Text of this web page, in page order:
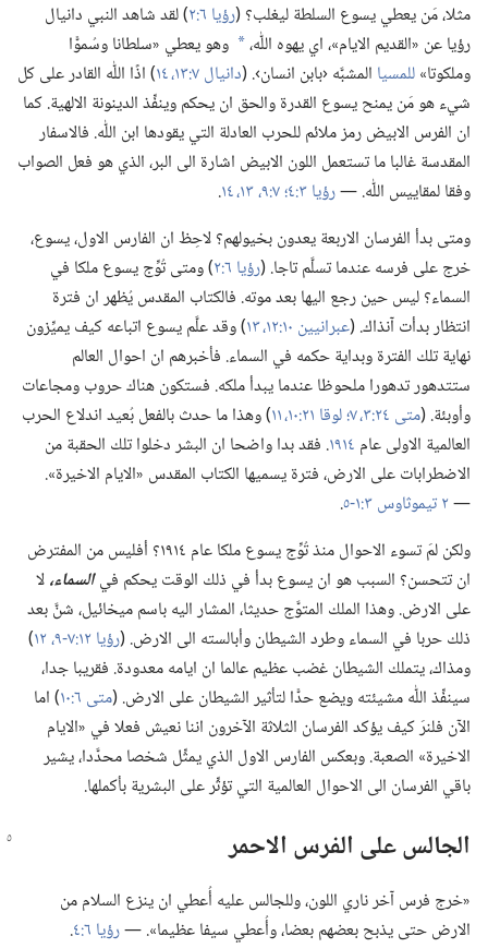
مثلا،‏ مَن يعطي يسوع السلطة ليغلب؟‏ (‏رؤيا ٦:‏٢
‏)‏ لقد شاهد النبي دانيال
رؤيا عن «القديم الايام»،‏ اي يهوه اللّٰه،‏a وهو يعطي «سلطانا وسُموًّا
وملكوتا»للمسيا المشبَّه ‹بابن انسان›.‏ (‏دانيال ٧:‏١٣،‏ ١٤
‏)‏ اذًا اللّٰه القادر على كل
شيء هو مَن يمنح يسوع القدرة والحق ان يحكم وينفِّذ الدينونة الالهية.‏ كما
ان الفرس الابيض رمز ملائم للحرب العادلة التي يقودها ابن اللّٰه.‏ فالاسفار
المقدسة غالبا ما تستعمل اللون الابيض اشارة الى البر،‏ الذي هو فعل الصواب
وفقا لمقاييس اللّٰه.‏ —‏رؤيا ٣:‏٤؛‏
‏.‏
ومتى بدأ الفرسان الاربعة يعدون بخيولهم؟‏ لاحِظ ان الفارس الاول،‏ يسوع،‏
خرج على فرسه عندما تسلَّم تاجا.‏ (‏رؤيا ٦:‏٢
‏)‏ ومتى تُوِّج يسوع ملكا في
السماء؟‏ ليس حين رجع اليها بعد موته.‏ فالكتاب المقدس يُظهر ان فترة
انتظار بدأت آنذاك.‏ (‏عبرانيين ١٠:‏١٢،‏ ١٣
‏)‏ وقد علَّم يسوع اتباعه كيف يميِّزون
نهاية تلك الفترة وبداية حكمه في السماء.‏ فأخبرهم ان احوال العالم
ستتدهور تدهورا ملحوظا عندما يبدأ ملكه.‏ فستكون هناك حروب ومجاعات
وأوبئة.‏ (‏متى ٢٤:‏٣،‏ لوقا ٢١:‏١٠،‏ ١١
‏)‏ وهذا ما حدث بالفعل بُعيد اندلاع الحرب
العالمية الاولى عام ١٩١٤‏.‏ فقد بدا واضحا ان البشر دخلوا تلك الحقبة من
الاضطرابات على الارض،‏ فترة يسميها الكتاب المقدس «الايام الاخيرة».‏
—‏٢ تيموثاوس ٣:‏١-‏٥
‏.‏
ولكن لمَ تسوء الاحوال منذ تُوِّج يسوع ملكا عام ١٩١٤؟‏ أفليس من المفترض
ان تتحسن؟‏ السبب هو ان يسوع بدأ في ذلك الوقت يحكم فيالسماء،‏لا
على الارض.‏ وهذا الملك المتوَّج حديثا،‏ المشار اليه باسم ميخائيل،‏ شنَّ بعد
ذلك حربا في السماء وطرد الشيطان وأبالسته الى الارض.‏ (‏رؤيا ١٢:‏٧-‏٩،‏
‏)‏
ومذاك،‏ يتملك الشيطان غضب عظيم عالما ان ايامه معدودة.‏ فقريبا جدا،‏
سينفِّذ اللّٰه مشيئته ويضع حدًّا لتأثير الشيطان على الارض.‏ (‏متى ٦:‏١٠
‏)‏ اما
الآن فلنرَ كيف يؤكد الفرسان الثلاثة الآخرون اننا نعيش فعلا في «الايام
الاخيرة» الصعبة.‏ وبعكس الفارس الاول الذي يمثِّل شخصا محدَّدا،‏ يشير
باقي الفرسان الى الاحوال العالمية التي تؤثِّر على البشرية بأكملها.‏
الجالس على الفرس الاحمر
‏«خرج فرس آخر ناري اللون،‏ وللجالس عليه أُعطي ان ينزع السلام من
الارض حتى يذبح بعضهم بعضا،‏ وأُعطي سيفا عظيما».‏ —‏رؤيا ٦:‏٤
‏.‏